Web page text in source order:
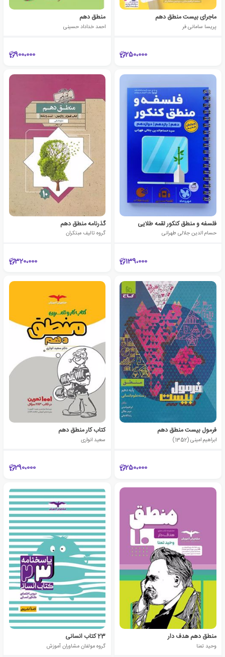
ماجرای بیست منطق دهم
پریسا سامانی فر
250،000
منطق دهم
احمد خداداد حسینی
900،000
فلسفه و منطق کنکور لقمه طلایی
حسام الدین جلالی طهرانی
139،000
گذرنامه منطق دهم
گروه تالیف مبتکران
320،000
فرمول بیست منطق دهم
ابراهیم امینی (1352)
250،000
کتاب کار منطق دهم
سعید انواری
290،000
منطق دهم هدف دار
وحید تمنا
23 کتاب انسانی
گروه مولفان مشاوران آموزش